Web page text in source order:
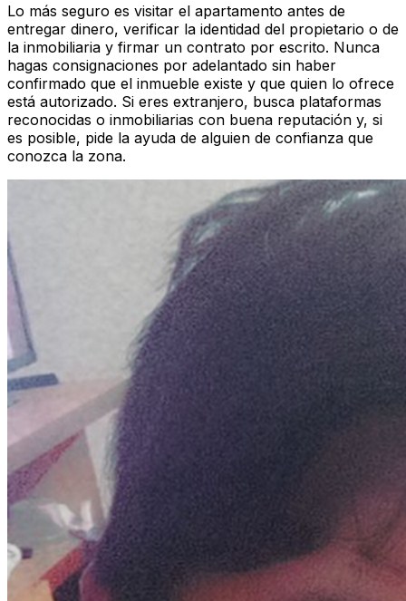
Lo más seguro es visitar el apartamento antes de
entregar dinero, verificar la identidad del propietario o de
la inmobiliaria y firmar un contrato por escrito. Nunca
hagas consignaciones por adelantado sin haber
confirmado que el inmueble existe y que quien lo ofrece
está autorizado. Si eres extranjero, busca plataformas
reconocidas o inmobiliarias con buena reputación y, si
es posible, pide la ayuda de alguien de confianza que
conozca la zona.